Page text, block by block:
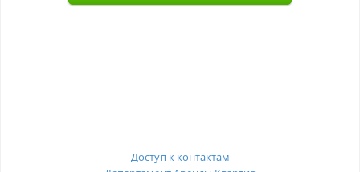
Доступ к контактам